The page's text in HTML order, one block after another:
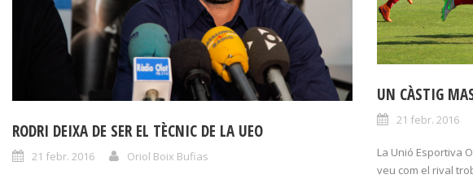
RODRI DEIXA DE SER EL TÈCNIC DE LA UEO
21 febr. 2016 Oriol Boix Bufias
UN CÀSTIG
21 febr. 2016
La Unió Esportiva
veu com el rival